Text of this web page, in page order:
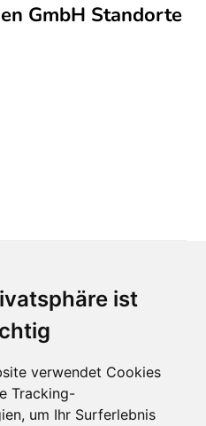
ist
verwendet Cookies
Tracking-
um Ihr Surferlebnis
GmbH Standorte